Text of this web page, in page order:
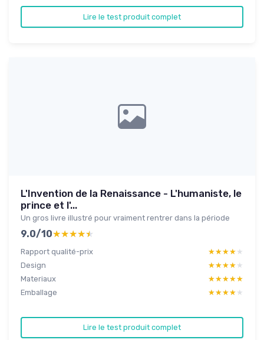
Lire le test produit complet
L'Invention de la Renaissance - L'humaniste, le
prince et l'...
Un gros livre illustré pour vraiment rentrer dans la période
9.0/10★★★★★
★★★★★
Rapport qualité-prix ★★★★★
★★★★★
Design
★★★★★
★★★★★
Materiaux
★★★★★
★★★★★
Emballage
★★★★★
★★★★★
Lire le test produit complet